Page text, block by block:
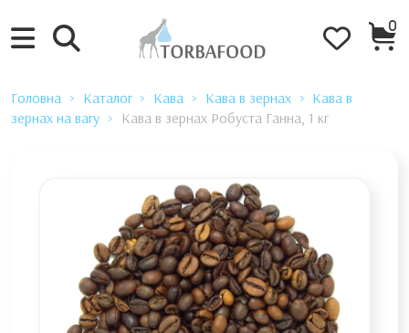
0
Головна Каталог Кава Кава в зернах
Кава в
зернах на вагу
Кава в зернах Робуста Ганна, 1 кг